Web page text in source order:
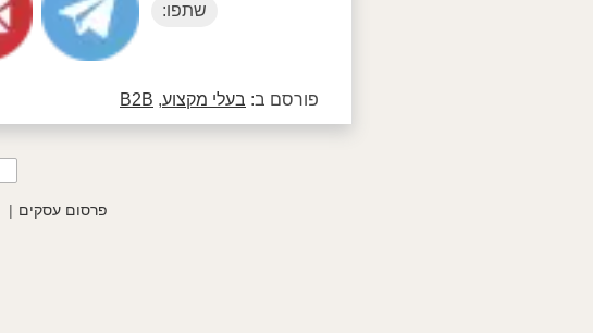
שתפו:
פורסם ב: בעלי מקצוע,
B2B
פרסום עסקים